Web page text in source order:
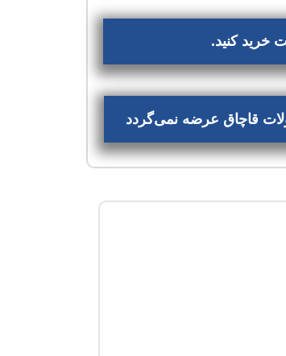
خرید کنید.
قاچاق عرضه نمی‌گردد